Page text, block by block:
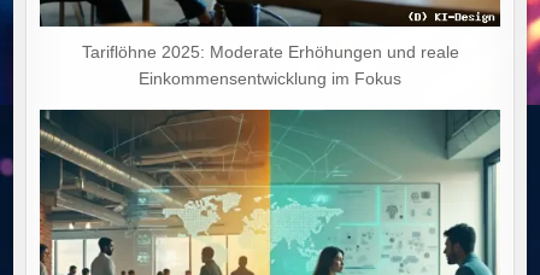
Tariflöhne 2025: Moderate Erhöhungen und reale
Einkommensentwicklung im Fokus